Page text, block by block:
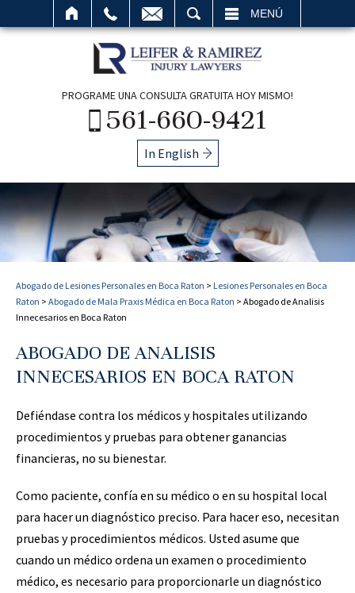
MENÚ
PROGRAME UNA CONSULTA GRATUITA HOY MISMO!
561-660-9421
In English
Abogado de Lesiones Personales en Boca Raton > Lesiones Personales en Boca
Raton > Abogado de Mala Praxis Médica en Boca Raton > Abogado de Analisis
Innecesarios en Boca Raton
ABOGADO DE ANALISIS
INNECESARIOS EN BOCA RATON
Defiéndase contra los médicos y hospitales utilizando
procedimientos y pruebas para obtener ganancias
financieras, no su bienestar.
Como paciente, confía en su médico o en su hospital local
para hacer un diagnóstico preciso. Para hacer eso, necesitan
pruebas y procedimientos médicos. Usted asume que
cuando un médico ordena un examen o procedimiento
médico, es necesario para proporcionarle un diagnóstico